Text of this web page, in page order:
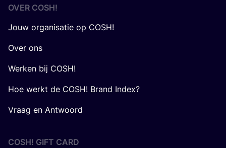
OVER COSH!
Jouw organisatie op COSH!
Over ons
Werken bij COSH!
Hoe werkt de COSH! Brand Index?
Vraag en Antwoord
COSH! GIFT CARD